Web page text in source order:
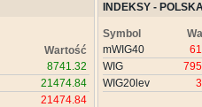
Wartość
8741.32
21474.84
21474.84
INDEKSY -
Symbol
mWIG40
WIG
WIG20lev